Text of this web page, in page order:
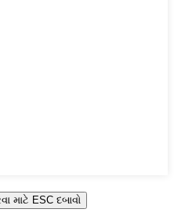
માટે ESC દબાવો